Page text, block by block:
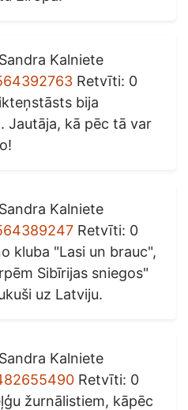
Kalniete
Retvīti: 0
bija
Jautāja, kā pēc tā var
Kalniete
Retvīti: 0
kluba "Lasi un brauc",
Sibīrijas sniegos"
uz Latviju.
Kalniete
Retvīti: 0
žurnālistiem, kāpēc